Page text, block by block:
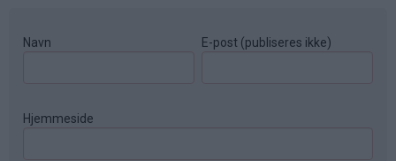
Navn E-post (publiseres ikke)
Hjemmeside